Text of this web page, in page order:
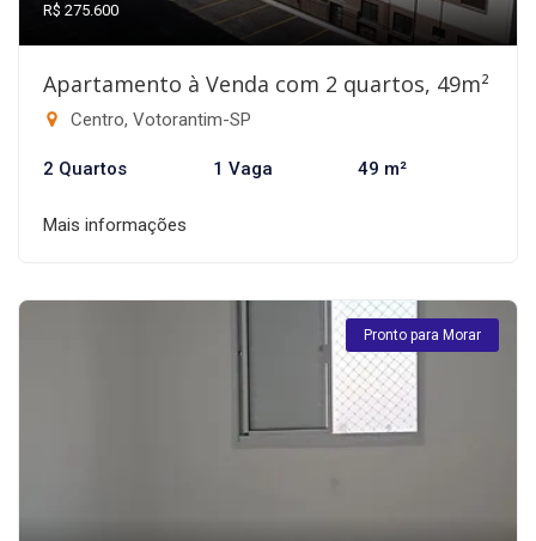
R$ 275.600
Apartamento à Venda com 2 quartos, 49m²
Centro, Votorantim-SP
2 Quartos 1 Vaga 49 m²
Mais informações
Pronto para Morar